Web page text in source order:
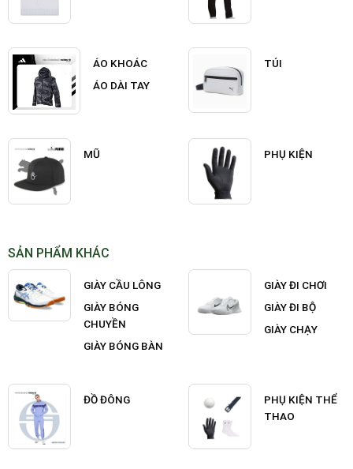
ÁO KHOÁC
ÁO DÀI TAY
TÚI
MŨ PHỤ KIỆN
SẢN PHẨM KHÁC
GIÀY CẦU LÔNG
GIÀY BÓNG
CHUYỀN
GIÀY BÓNG BÀN
GIÀY ĐI CHƠI
GIÀY ĐI BỘ
GIÀY CHẠY
ĐỒ ĐÔNG
PHỤ KIỆN THỂ
THAO